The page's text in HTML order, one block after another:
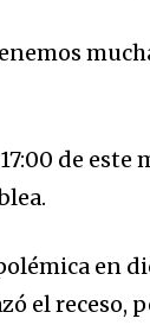
de
en
el receso,